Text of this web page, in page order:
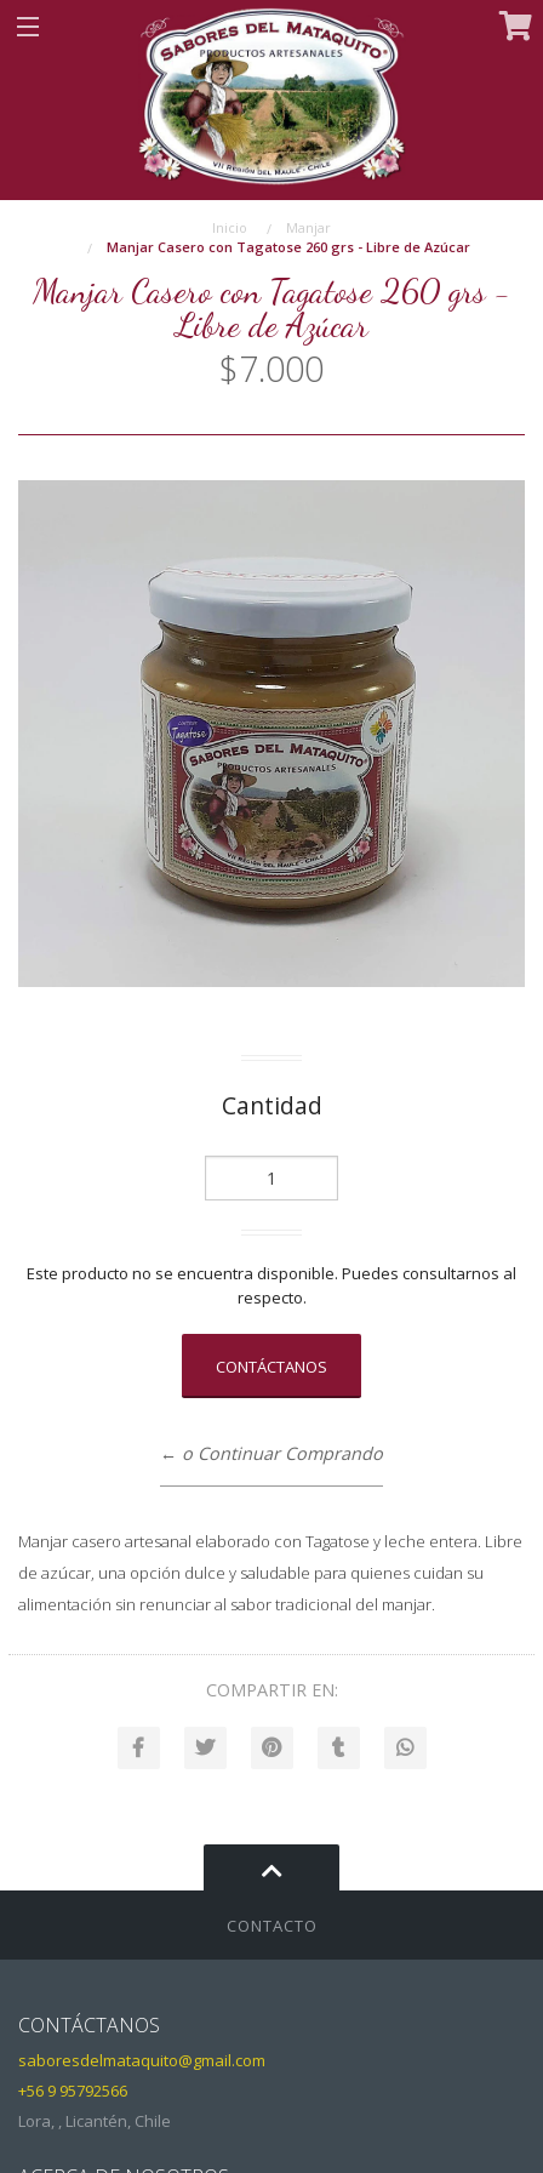
Inicio
Manjar
Manjar Casero con Tagatose 260 grs - Libre de Azúcar
Manjar Casero con Tagatose 260 grs -
Libre de Azúcar
$7.000
Cantidad
Este producto no se encuentra disponible. Puedes consultarnos al
respecto.
CONTÁCTANOS
← o Continuar Comprando
Manjar casero artesanal elaborado con Tagatose y leche entera. Libre
de azúcar, una opción dulce y saludable para quienes cuidan su
alimentación sin renunciar al sabor tradicional del manjar.
COMPARTIR EN:
CONTACTO
CONTÁCTANOS
saboresdelmataquito@gmail.com
+56 9 95792566
Lora, , Licantén, Chile